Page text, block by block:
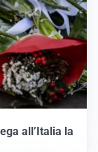
all’Italia la